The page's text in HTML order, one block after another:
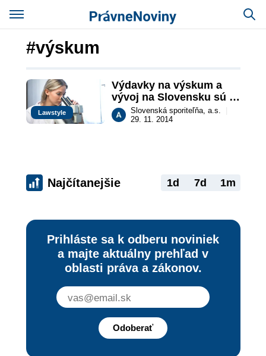
#výskum
Lawstyle
Výdavky na výskum a
vývoj na Slovensku sú
pod priemerom EÚ
Slovenská sporiteľňa, a.s.
29. 11. 2014
Najčítanejšie 1d 7d 1m
Prihláste sa k odberu noviniek
a majte aktuálny prehľad v
oblasti práva a zákonov.
Odoberať